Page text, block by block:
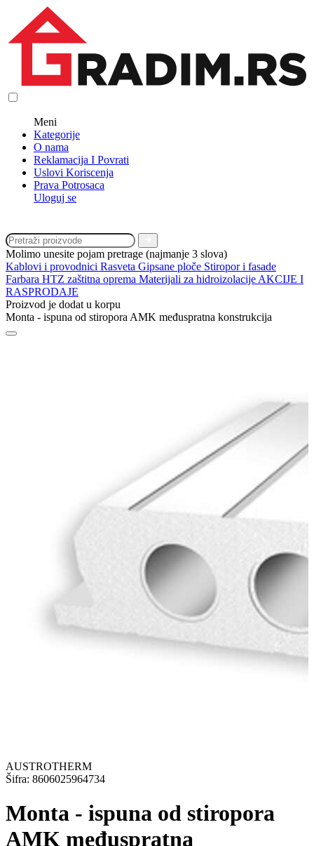
Meni
Kategorije
O nama
Reklamacija I Povrati
Uslovi Koriscenja
Prava Potrosaca
Uloguj se
Molimo unesite pojam pretrage (najmanje 3 slova)
Kablovi i provodnici Rasveta Gipsane ploče Stiropor i fasade
Farbara HTZ zaštitna oprema Materijali za hidroizolacije AKCIJE I
RASPRODAJE
Proizvod je dodat u korpu
Monta - ispuna od stiropora AMK međuspratna konstrukcija
AUSTROTHERM
Šifra: 8606025964734
Monta - ispuna od stiropora
AMK međuspratna